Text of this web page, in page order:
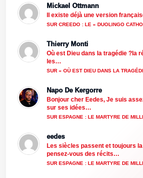
Mickael Ottmann
Il existe déjà une version
SUR CREEDO : LE « DUOLINGO
Thierry Monti
Où est Dieu dans la tragédie ?la
les…
SUR « OÙ EST DIEU DANS LA
Napo De Kergorre
Bonjour cher Eedes, Je suis
sur ses idées…
SUR ESPAGNE : LE MARTYRE DE
eedes
Les siècles passent et toujours
pensez-vous des récits…
SUR ESPAGNE : LE MARTYRE DE